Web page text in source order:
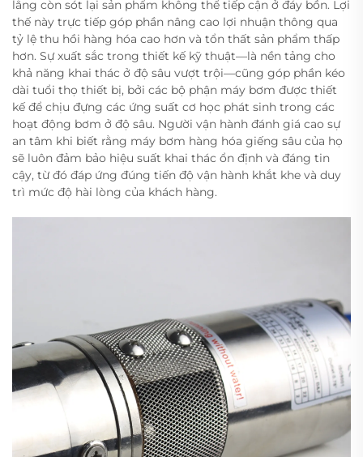
lắng còn sót lại sản phẩm không thể tiếp cận ở đáy bồn. Lợi
thế này trực tiếp góp phần nâng cao lợi nhuận thông qua
tỷ lệ thu hồi hàng hóa cao hơn và tổn thất sản phẩm thấp
hơn. Sự xuất sắc trong thiết kế kỹ thuật—là nền tảng cho
khả năng khai thác ở độ sâu vượt trội—cũng góp phần kéo
dài tuổi thọ thiết bị, bởi các bộ phận máy bơm được thiết
kế để chịu đựng các ứng suất cơ học phát sinh trong các
hoạt động bơm ở độ sâu. Người vận hành đánh giá cao sự
an tâm khi biết rằng máy bơm hàng hóa giếng sâu của họ
sẽ luôn đảm bảo hiệu suất khai thác ổn định và đáng tin
cậy, từ đó đáp ứng đúng tiến độ vận hành khắt khe và duy
trì mức độ hài lòng của khách hàng.